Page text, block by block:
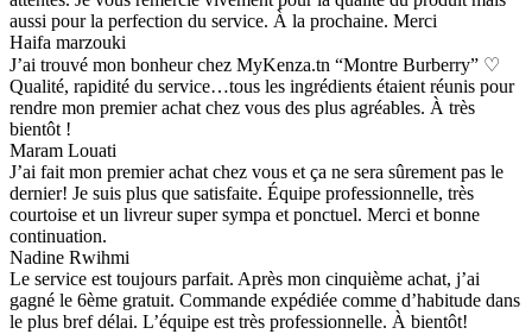
aussi pour la perfection du service. À la prochaine. Merci
Haifa marzouki
J’ai trouvé mon bonheur chez MyKenza.tn “Montre Burberry” ♡
Qualité, rapidité du service…tous les ingrédients étaient réunis pour
rendre mon premier achat chez vous des plus agréables. À très
bientôt !
Maram Louati
J’ai fait mon premier achat chez vous et ça ne sera sûrement pas le
dernier! Je suis plus que satisfaite. Équipe professionnelle, très
courtoise et un livreur super sympa et ponctuel. Merci et bonne
continuation.
Nadine Rwihmi
Le service est toujours parfait. Après mon cinquième achat, j’ai
gagné le 6ème gratuit. Commande expédiée comme d’habitude dans
le plus bref délai. L’équipe est très professionnelle. À bientôt!